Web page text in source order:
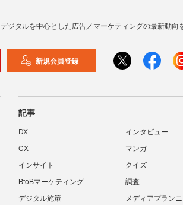
デジタルを中心とした広告／マーケティングの最新動向
新規会員登録
記事
DX
インタビュー
CX
マンガ
インサイト
クイズ
BtoBマーケティング
調査
デジタル施策
メディアプラン